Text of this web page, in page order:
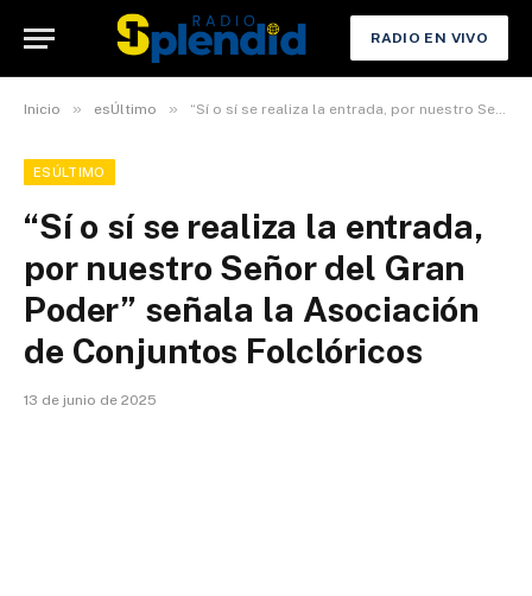
RADIO EN VIVO
Inicio » esÚltimo » “Sí o sí se realiza la entrada, por nuestro Señor del Gran Poder” señala la Asociación de Conjuntos Folclóricos
ESÚLTIMO
“Sí o sí se realiza la entrada,
por nuestro Señor del Gran
Poder” señala la Asociación
de Conjuntos Folclóricos
13 de junio de 2025